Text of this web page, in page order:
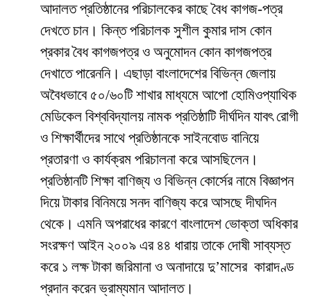
আদালত প্রতিষ্ঠানের পরিচালকের কাছে বৈধ কাগজ-পত্র
দেখতে চান। কিন্ত পরিচালক সুশীল কুমার দাস কোন
প্রকার বৈধ কাগজপত্র ও অনুমোদন কোন কাগজপত্র
দেখাতে পারেননি। এছাড়া বাংলাদেশের বিভিন্ন জেলায়
অবৈধভাবে ৫০/৬০টি শাখার মাধ্যমে আপো হোমিওপ্যাথিক
মেডিকেল বিশ্ববিদ্যালয় নামক প্রতিষ্ঠাটি দীর্ঘদিন যাবৎ রোগী
ও শিক্ষার্থীদের সাথে প্রতিষ্ঠানকে সাইনবোড বানিয়ে
প্রতারণা ও কার্যক্রম পরিচালনা করে আসছিলেন।
প্রতিষ্ঠানটি শিক্ষা বাণিজ্য ও বিভিন্ন কোর্সের নামে বিজ্ঞাপন
দিয়ে টাকার বিনিময়ে সনদ বাণিজ্য করে আসছে দীঘদিন
থেকে। এমনি অপরাধের কারণে বাংলাদেশ ভোক্তা অধিকার
সংরক্ষণ আইন ২০০৯ এর ৪৪ ধারায় তাকে দোষী সাব্যস্ত
করে ১ লক্ষ টাকা জরিমানা ও অনাদায়ে দু’মাসের কারাদণ্ড
প্রদান করেন ভ্রাম্যমান আদালত।